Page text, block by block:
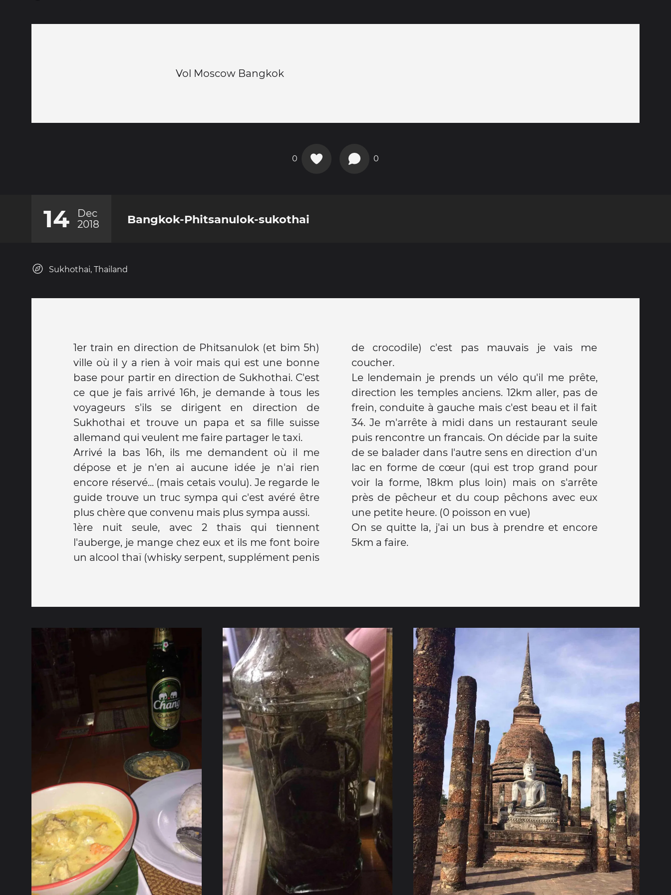
Vol Moscow Bangkok
0 0
14
Dec
2018
Bangkok-Phitsanulok-sukothai
Sukhothai, Thailand
1er train en direction de Phitsanulok (et bim 5h)
ville où il y a rien à voir mais qui est une bonne
base pour partir en direction de Sukhothai. C'est
ce que je fais arrivé 16h, je demande à tous les
voyageurs s'ils se dirigent en direction de
Sukhothai et trouve un papa et sa fille suisse
allemand qui veulent me faire partager le taxi.
Arrivé la bas 16h, ils me demandent où il me
dépose et je n'en ai aucune idée je n'ai rien
encore réservé... (mais cetais voulu). Je regarde le
guide trouve un truc sympa qui c'est avéré être
plus chère que convenu mais plus sympa aussi.
1ère nuit seule, avec 2 thaïs qui tiennent
l'auberge, je mange chez eux et ils me font boire
un alcool thaï (whisky serpent, supplément penis
de crocodile) c'est pas mauvais je vais me
coucher.
Le lendemain je prends un vélo qu'il me prête,
direction les temples anciens. 12km aller, pas de
frein, conduite à gauche mais c'est beau et il fait
34. Je m'arrête à midi dans un restaurant seule
puis rencontre un francais. On décide par la suite
de se balader dans l'autre sens en direction d'un
lac en forme de cœur (qui est trop grand pour
voir la forme, 18km plus loin) mais on s'arrête
près de pêcheur et du coup pêchons avec eux
une petite heure. (0 poisson en vue)
On se quitte la, j'ai un bus à prendre et encore
5km a faire.